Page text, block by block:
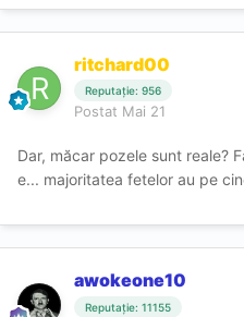
Nu face deplasări -
Temperamentală (e ca in
snickers - nu e ea cand îi
______________
De această dată am optat
să vă prezint câteva detalii
anișori în afară și acum
ritchard00
Reputație: 956
Postat Mai 21
Dar, măcar pozele sunt reale?
e... majoritatea fetelor au pe
awokeone10
Reputație: 11155